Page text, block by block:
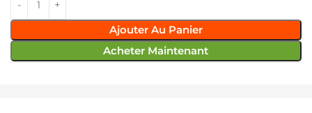
Ajouter Au Panier
Acheter Maintenant